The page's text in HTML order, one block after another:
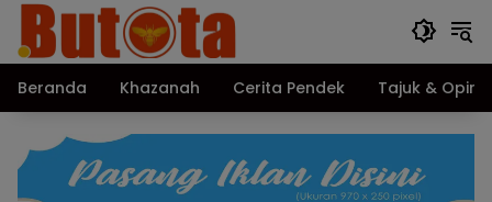
Beranda Khazanah Cerita Pendek Tajuk & Opini